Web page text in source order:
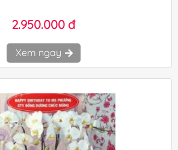
2.950.000 đ
Xem ngay